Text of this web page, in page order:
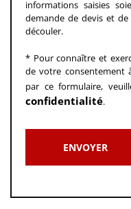
informations saisies
demande de devis et
découler.
* Pour connaître et
de votre consentement
par ce formulaire,
confidentialité.